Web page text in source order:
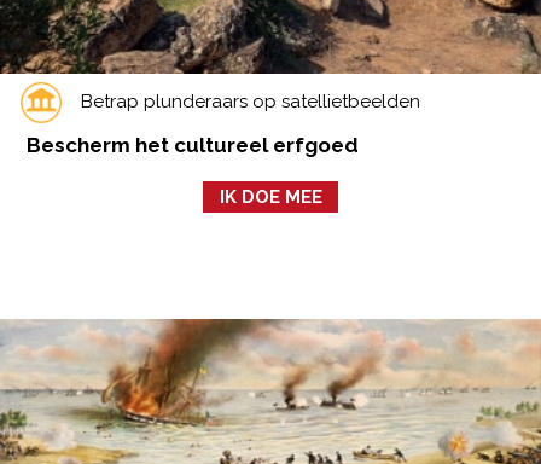
Betrap plunderaars op satellietbeelden
Bescherm het cultureel erfgoed
IK DOE MEE